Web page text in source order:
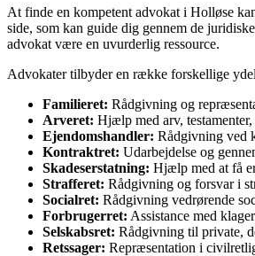
At finde en kompetent advokat i Holløse
side, som kan guide dig gennem de
advokat være en uvurderlig ressource.
Advokater tilbyder en række forskellige
Familieret: Rådgivning og
Arveret: Hjælp med arv,
Ejendomshandler: Rådgivning ved
Kontraktret: Udarbejdelse og
Skadeserstatning: Hjælp med at få
Strafferet: Rådgivning og forsvar i
Socialret: Rådgivning vedrørende
Forbrugerret: Assistance med
Selskabsret: Rådgivning til private,
Retssager: Repræsentation i